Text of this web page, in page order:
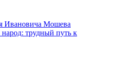
Ивановича Мошева
трудный путь к